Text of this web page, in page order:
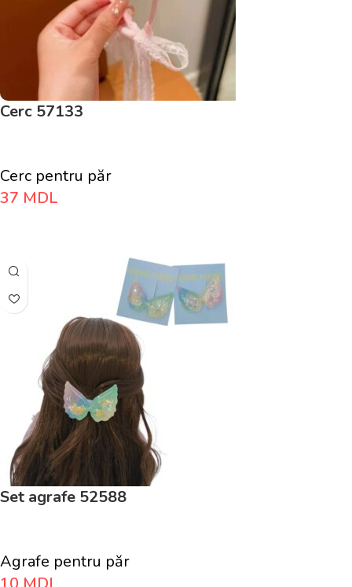
Cerc 57133
Cerc pentru păr
37 MDL
Set agrafe 52588
Agrafe pentru păr